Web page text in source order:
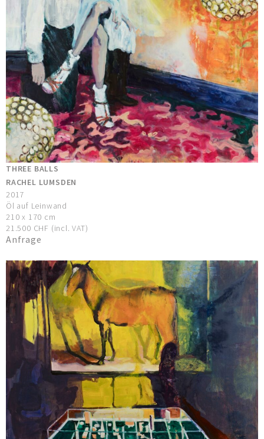
THREE BALLS
RACHEL LUMSDEN
2017
Öl auf Leinwand
210 x 170 cm
21.500 CHF (incl. VAT)
Anfrage